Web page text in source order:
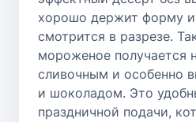
хорошо держит форму и
смотрится в разрезе.
мороженое получается
сливочным и особенно
и шоколадом. Это
праздничной подачи,